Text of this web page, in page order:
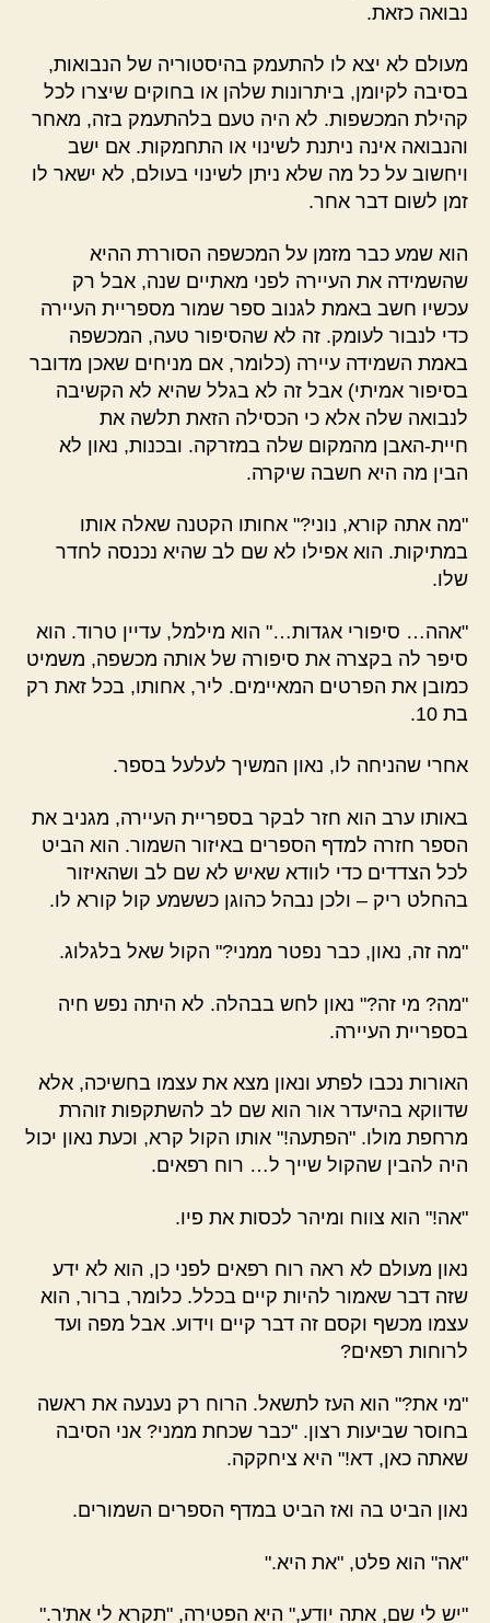
נבואה כזאת.
מעולם לא יצא לו להתעמק בהיסטוריה של הנבואות,
בסיבה לקיומן, ביתרונות שלהן או בחוקים שיצרו לכל
קהילת המכשפות. לא היה טעם בלהתעמק בזה, מאחר
והנבואה אינה ניתנת לשינוי או התחמקות. אם ישב
ויחשוב על כל מה שלא ניתן לשינוי בעולם, לא ישאר לו
זמן לשום דבר אחר.
הוא שמע כבר מזמן על המכשפה הסוררת ההיא
שהשמידה את העיירה לפני מאתיים שנה, אבל רק
עכשיו חשב באמת לגנוב ספר שמור מספריית העיירה
כדי לנבור לעומק. זה לא שהסיפור טעה, המכשפה
באמת השמידה עיירה (כלומר, אם מניחים שאכן מדובר
בסיפור אמיתי) אבל זה לא בגלל שהיא לא הקשיבה
לנבואה שלה אלא כי הכסילה הזאת תלשה את
חיית-האבן מהמקום שלה במזרקה. ובכנות, נאון לא
הבין מה היא חשבה שיקרה.
"מה אתה קורא, נוני?" אחותו הקטנה שאלה אותו
במתיקות. הוא אפילו לא שם לב שהיא נכנסה לחדר
שלו.
"אהה… סיפורי אגדות…" הוא מילמל, עדיין טרוד. הוא
סיפר לה בקצרה את סיפורה של אותה מכשפה, משמיט
כמובן את הפרטים המאיימים. ליר, אחותו, בכל זאת רק
בת 10.
אחרי שהניחה לו, נאון המשיך לעלעל בספר.
באותו ערב הוא חזר לבקר בספריית העיירה, מגניב את
הספר חזרה למדף הספרים באיזור השמור. הוא הביט
לכל הצדדים כדי לוודא שאיש לא שם לב ושהאיזור
בהחלט ריק – ולכן נבהל כהוגן כששמע קול קורא לו.
"מה זה, נאון, כבר נפטר ממני?" הקול שאל בלגלוג.
"מה? מי זה?" נאון לחש בבהלה. לא היתה נפש חיה
בספריית העיירה.
האורות נכבו לפתע ונאון מצא את עצמו בחשיכה, אלא
שדווקא בהיעדר אור הוא שם לב להשתקפות זוהרת
מרחפת מולו. "הפתעה!" אותו הקול קרא, וכעת נאון יכול
היה להבין שהקול שייך ל… רוח רפאים.
"אה!" הוא צווח ומיהר לכסות את פיו.
נאון מעולם לא ראה רוח רפאים לפני כן, הוא לא ידע
שזה דבר שאמור להיות קיים בכלל. כלומר, ברור, הוא
עצמו מכשף וקסם זה דבר קיים וידוע. אבל מפה ועד
לרוחות רפאים?
"מי את?" הוא העז לתשאל. הרוח רק נענעה את ראשה
בחוסר שביעות רצון. "כבר שכחת ממני? אני הסיבה
שאתה כאן, דא!" היא ציחקקה.
נאון הביט בה ואז הביט במדף הספרים השמורים.
"אה" הוא פלט, "את היא."
"יש לי שם, אתה יודע," היא הפטירה, "תקרא לי את'ר."